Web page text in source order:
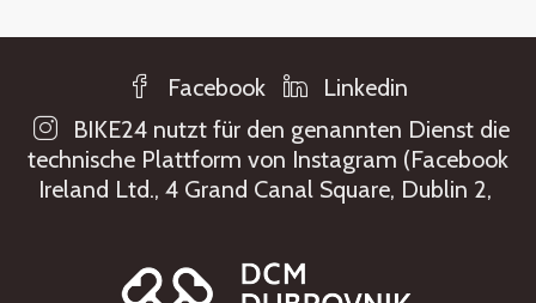
Facebook
Linkedin
BIKE24 nutzt für den genannten Dienst die
technische Plattform von Instagram (Facebook
Ireland Ltd., 4 Grand Canal Square, Dublin 2,